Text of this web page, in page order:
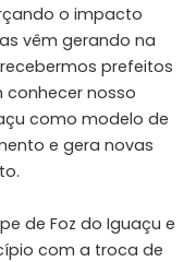
o impacto
vêm gerando na
prefeitos
conhecer nosso
como modelo de
e gera novas
de Foz do Iguaçu e
com a troca de